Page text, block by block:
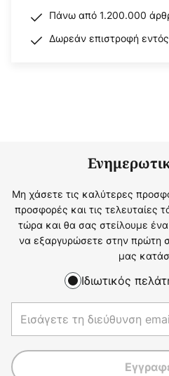
Πάνω από 1.200.000
Δωρεάν επιστροφή
Μη χάσετε τις καλύτερες
προσφορές και τις τελευταίες
τώρα και θα σας στείλουμε
να εξαργυρώσετε στην πρώτη
μας
Ιδιωτικός